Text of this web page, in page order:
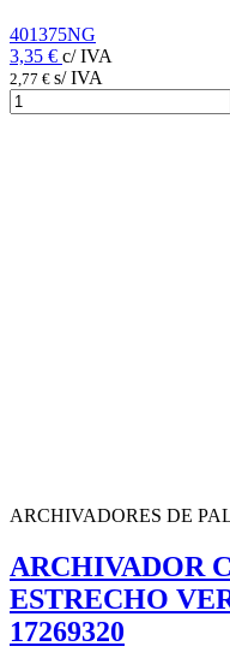
401375NG
3,35 € c/ IVA
2,77 € s/ IVA
ARCHIVADORES DE
ARCHIVADOR
ESTRECHO
17269320